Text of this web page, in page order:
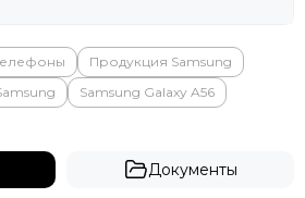
Продукция Samsung
Samsung Galaxy A56
Документы